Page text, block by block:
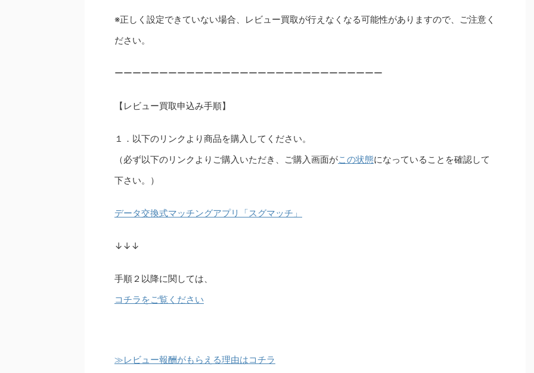
※正しく設定できていない場合、レビュー買取が行えなくなる可能性がありますので、ご注意く
ださい。
ーーーーーーーーーーーーーーーーーーーーーーーーーーーーーー
【レビュー買取申込み手順】
１．以下のリンクより商品を購入してください。
（必ず以下のリンクよりご購入いただき、ご購入画面がこの状態になっていることを確認して
下さい。）
データ交換式マッチングアプリ「スグマッチ」
↓↓↓
手順２以降に関しては、
コチラをご覧ください
≫レビュー報酬がもらえる理由はコチラ